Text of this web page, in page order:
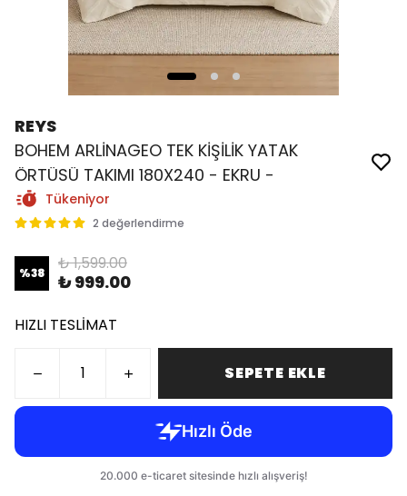
REYS
BOHEM ARLİNAGEO TEK KİŞİLİK YATAK
ÖRTÜSÜ TAKIMI 180X240 - EKRU -
Tükeniyor
2 değerlendirme
%38 ₺ 1,599.00
₺ 999.00
HIZLI TESLİMAT
SEPETE EKLE